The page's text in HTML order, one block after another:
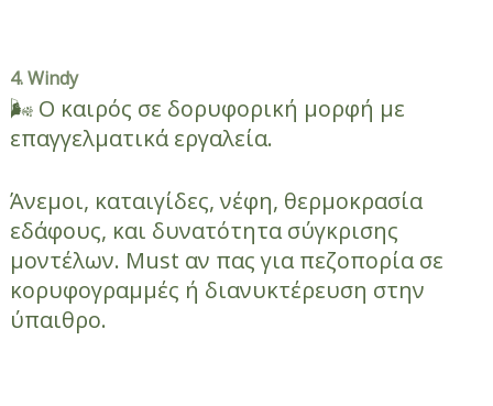
4. Windy
🌬 Ο καιρός σε δορυφορική μορφή με
επαγγελματικά εργαλεία.
Άνεμοι, καταιγίδες, νέφη, θερμοκρασία
εδάφους, και δυνατότητα σύγκρισης
μοντέλων. Must αν πας για πεζοπορία σε
κορυφογραμμές ή διανυκτέρευση στην
ύπαιθρο.